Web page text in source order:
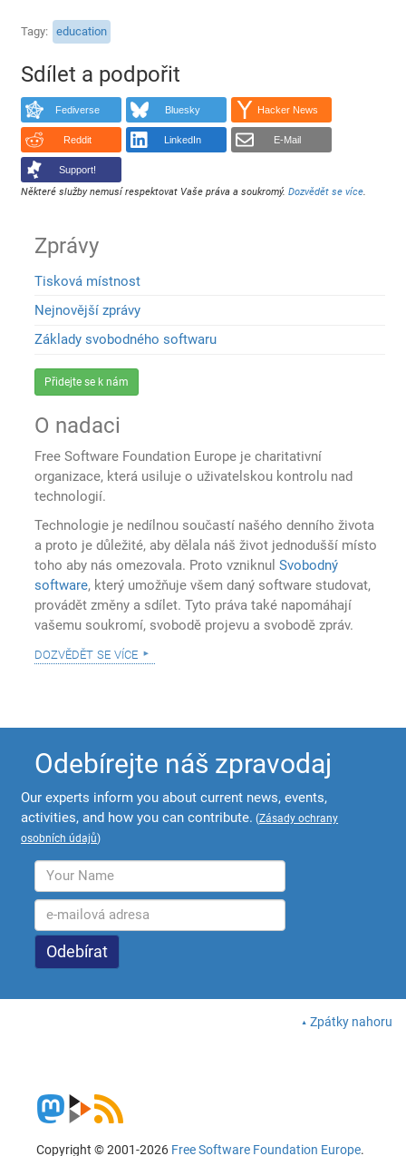
Tagy education
Sdílet a podpořit
Fediverse Bluesky Hacker News
Reddit LinkedIn E-Mail
Support!
Některé služby nemusí respektovat Vaše práva a soukromý.Dozvědět se více.
Zprávy
Tisková místnost
Nejnovější zprávy
Základy svobodného softwaru
Přidejte se k nám
O nadaci
Free Software Foundation Europe je charitativní
organizace, která usiluje o uživatelskou kontrolu nad
technologií.
Technologie je nedílnou součastí našého denního života
a proto je důležité, aby dělala náš život jednodušší místo
toho aby nás omezovala. Proto vzniknulSvobodný
software, který umožňuje všem daný software studovat,
provádět změny a sdílet. Tyto práva také napomáhají
vašemu soukromí, svobodě projevu a svobodě zpráv.
dozvědět se více
Odebírejte náš zpravodaj
Our experts inform you about current news, events,
activities, and how you can contribute. (Zásady ochrany
osobních údajů)
Zpátky nahoru
Copyright © 2001-2026 Free Software Foundation Europe.